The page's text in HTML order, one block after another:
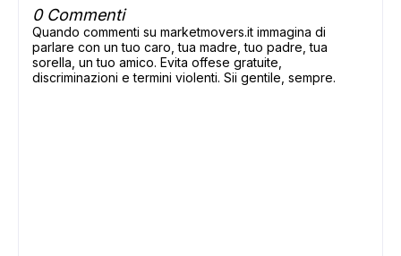
0 Commenti
Quando commenti su marketmovers.it immagina di
parlare con un tuo caro, tua madre, tuo padre, tua
sorella, un tuo amico. Evita offese gratuite,
discriminazioni e termini violenti. Sii gentile, sempre.